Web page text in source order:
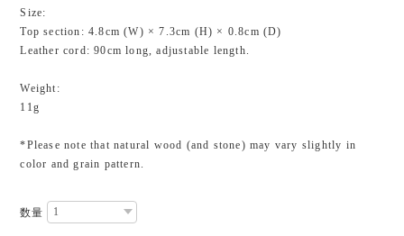
Size:
Top section: 4.8cm (W) × 7.3cm (H) × 0.8cm (D)
Leather cord: 90cm long, adjustable length.
Weight:
11g
*Please note that natural wood (and stone) may vary slightly in
color and grain pattern.
数量